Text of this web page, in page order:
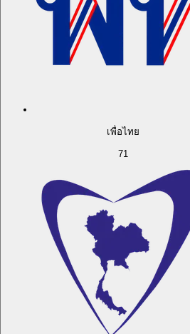
เพื่อไทย
71